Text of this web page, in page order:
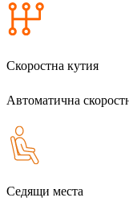
Скоростна кутия
Автоматична
Седящи места